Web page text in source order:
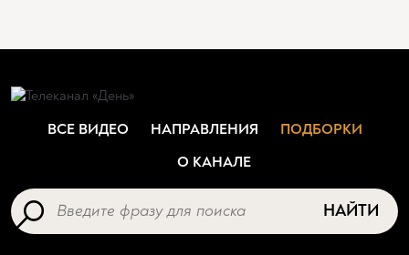
ВСЕ ВИДЕО НАПРАВЛЕНИЯ
ПОДБОРКИ
О КАНАЛЕ
НАЙТИ